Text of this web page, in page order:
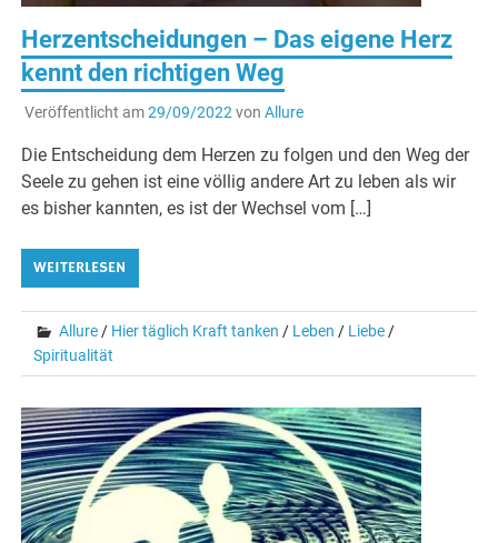
Herzentscheidungen – Das eigene Herz
kennt den richtigen Weg
Veröffentlicht am29/09/2022 von Allure
Die Entscheidung dem Herzen zu folgen und den Weg der
Seele zu gehen ist eine völlig andere Art zu leben als wir
es bisher kannten, es ist der Wechsel vom […]
WEITERLESEN
Allure / Hier täglich Kraft tanken / Leben / Liebe /
Spiritualität